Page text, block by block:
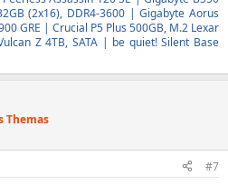
(2x16), DDR4-3600 | Gigabyte Aorus
GRE | Crucial P5 Plus 500GB, M.2 Lexar
Z 4TB, SATA | be quiet! Silent Base
Themas
#7